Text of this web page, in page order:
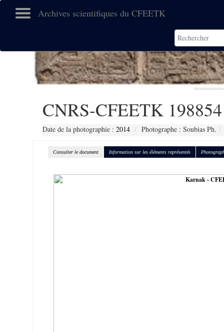
Archives scientifiques du CFEETK
CNRS-CFEETK 198854
Date de la photographie : 2014 Photographe : Soubias Ph.
Consulter le document Information sur les éléments représentés